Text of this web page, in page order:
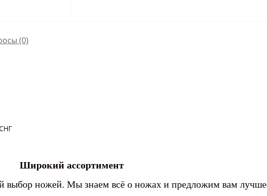
(0)
Широкий ассортимент
выбор ножей. Мы знаем всё о ножах и предложим вам